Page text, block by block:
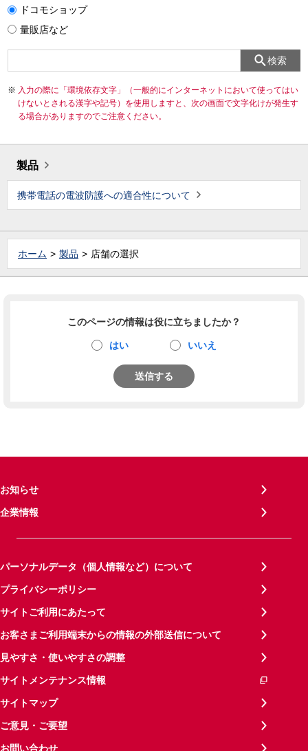
ドコモショップ
量販店など
検索
入力の際に「環境依存文字」（一般的にインターネットにおいて使ってはい
けないとされる漢字や記号）を使用しますと、次の画面で文字化けが発生す
る場合がありますのでご注意ください。
製品
携帯電話の電波防護への適合性について
ホーム 製品 店舗の選択
このページの情報は役に立ちましたか？
はい いいえ
送信する
お知らせ
企業情報
パーソナルデータ（個人情報など）について
プライバシーポリシー
サイトご利用にあたって
お客さまご利用端末からの情報の外部送信について
見やすさ・使いやすさの調整
サイトメンテナンス情報
サイトマップ
ご意見・ご要望
お問い合わせ